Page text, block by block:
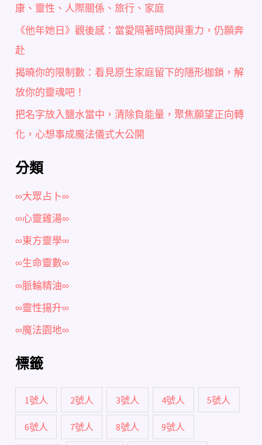
康、靈性、人際關係、旅行、家庭
《他年她日》觀後感：當愛隔著時間與重力，仍願奔
赴
揭曉你的限制數：看見原生家庭留下的隱形枷鎖，解
放你的靈魂吧！
把名字放入鹽水當中，清除負能量，聚焦願望正向轉
化，心想事成魔法儀式大公開
分類
∞大眾占卜∞
∞心靈雞湯∞
∞東方靈學∞
∞生命靈數∞
∞脈輪精油∞
∞靈性揚升∞
∞魔法園地∞
標籤
1號人 2號人 3號人 4號人 5號人
6號人 7號人 8號人 9號人